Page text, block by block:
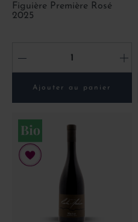
Figuière Première Rosé
2025
- +
Ajouter au panier